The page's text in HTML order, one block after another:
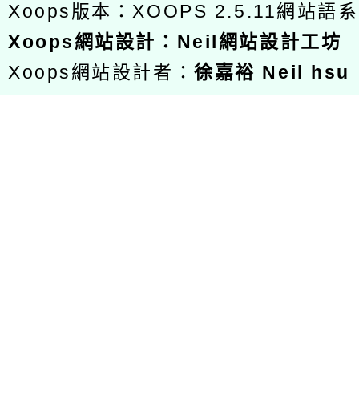
Xoops版本： XOOPS 2.5.11網站語
Xoops網站設計 ： Neil網站設計工坊
Xoops網站設計者：徐嘉裕 Neil hsu